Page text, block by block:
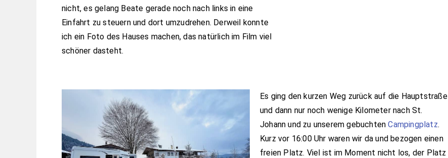
nicht, es gelang Beate gerade noch nach links in eine
Einfahrt zu steuern und dort umzudrehen. Derweil konnte
ich ein Foto des Hauses machen, das natürlich im Film viel
schöner dasteht.
Es ging den kurzen Weg zurück auf die Hauptstraße
und dann nur noch wenige Kilometer nach St.
Johann und zu unserem gebuchtenCampingplatz.
Kurz vor 16:00 Uhr waren wir da und bezogen einen
freien Platz. Viel ist im Moment nicht los, der Platz